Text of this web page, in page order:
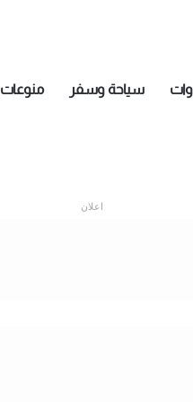
سياحة وسفر منوعات
اعلان